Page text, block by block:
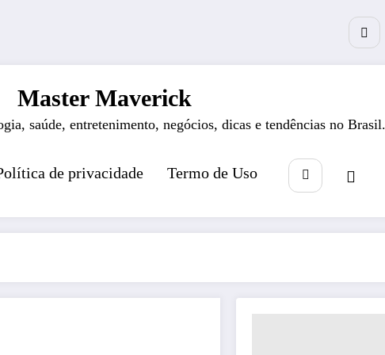
Master Maverick
saúde, entretenimento, negócios, dicas e tendências no Brasil.
de privacidade Termo de Uso